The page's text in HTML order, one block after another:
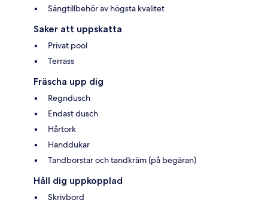
Sängtillbehör av högsta kvalitet
Saker att uppskatta
Privat pool
Terrass
Fräscha upp dig
Regndusch
Endast dusch
Hårtork
Handdukar
Tandborstar och tandkräm (på begäran)
Håll dig uppkopplad
Skrivbord